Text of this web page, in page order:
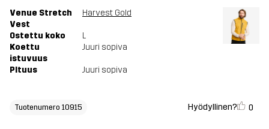
Venue Stretch
Vest
Harvest Gold
Ostettu koko
L
Koettu
istuvuus
Juuri sopiva
PItuus Juuri sopiva
Tuotenumero 10915 Hyödyllinen? 0